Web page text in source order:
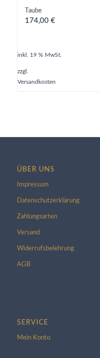
Taube
174,00 €
inkl. 19 % MwSt.
zzgl.
Versandkosten
ÜBER UNS
Impressum
Datenschutzerklärung
Zahlungsarten
Versand
Widerrufsbelehrung
AGB
SERVICE
Mein Konto